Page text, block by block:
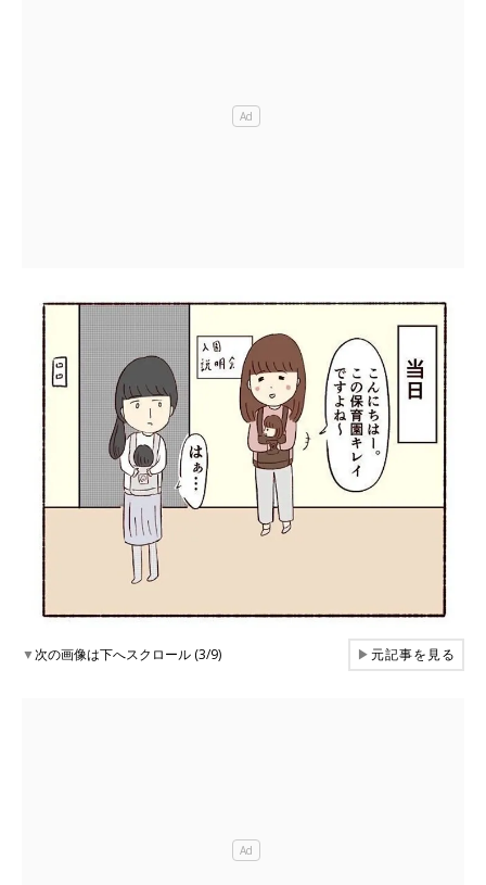
▼次の画像は下へスクロール (3/9) ▶元記事を見る